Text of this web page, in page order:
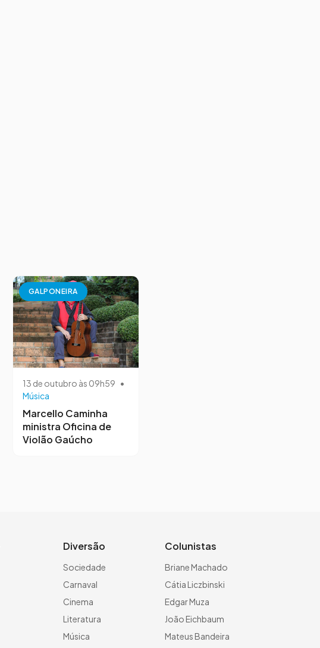
GALPONEIRA
13 de outubro às 09h59 •
Música
Marcello Caminha
ministra Oficina de
Violão Gaúcho
Diversão
Sociedade
Carnaval
Cinema
Literatura
Música
Colunistas
Briane Machado
Cátia Liczbinski
Edgar Muza
João Eichbaum
Mateus Bandeira